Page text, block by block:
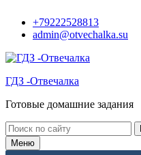
контенту
+79222528813
admin@otvechalka.su
ГДЗ -Отвечалка
Готовые домашние задания
Поиск:
Меню